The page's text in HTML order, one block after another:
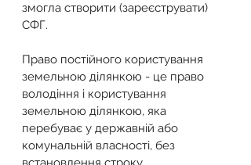
змогла створити (зареєструвати)
СФГ.
Право постійного користування
земельною ділянкою - це право
володіння і користування
земельною ділянкою, яка
перебуває у державній або
комунальній власності, без